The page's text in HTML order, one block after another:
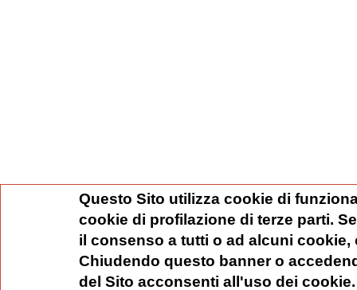
Questo Sito utilizza cookie di
cookie di profilazione di terze parti.
il consenso a tutti o ad alcuni
Chiudendo questo banner o
del Sito acconsenti all'uso dei cookie.